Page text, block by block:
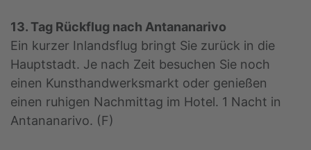
13. Tag Rückflug nach Antananarivo
Ein kurzer Inlandsflug bringt Sie zurück in die
Hauptstadt. Je nach Zeit besuchen Sie noch
einen Kunsthandwerksmarkt oder genießen
einen ruhigen Nachmittag im Hotel. 1 Nacht in
Antananarivo. (F)